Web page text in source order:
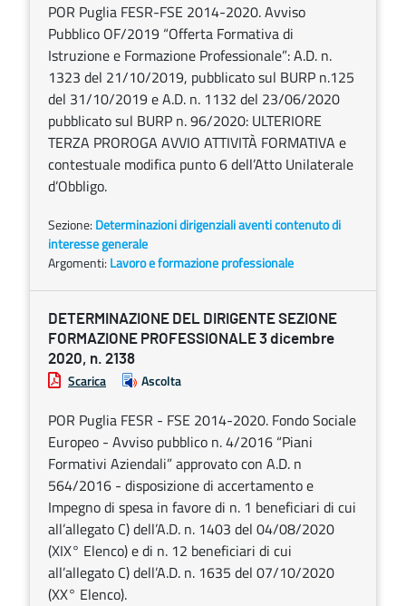
POR Puglia FESR-FSE 2014-2020. Avviso
Pubblico OF/2019 “Offerta Formativa di
Istruzione e Formazione Professionale”: A.D. n.
1323 del 21/10/2019, pubblicato sul BURP n.125
del 31/10/2019 e A.D. n. 1132 del 23/06/2020
pubblicato sul BURP n. 96/2020: ULTERIORE
TERZA PROROGA AVVIO ATTIVITÀ FORMATIVA e
contestuale modifica punto 6 dell’Atto Unilaterale
d’Obbligo.
Sezione: Determinazioni dirigenziali aventi contenuto di
interesse generale
Argomenti: Lavoro e formazione professionale
DETERMINAZIONE DEL DIRIGENTE SEZIONE
FORMAZIONE PROFESSIONALE 3 dicembre
2020, n. 2138
Scarica Ascolta
POR Puglia FESR - FSE 2014-2020. Fondo Sociale
Europeo - Avviso pubblico n. 4/2016 “Piani
Formativi Aziendali” approvato con A.D. n
564/2016 - disposizione di accertamento e
Impegno di spesa in favore di n. 1 beneficiari di cui
all’allegato C) dell’A.D. n. 1403 del 04/08/2020
(XIX° Elenco) e di n. 12 beneficiari di cui
all’allegato C) dell’A.D. n. 1635 del 07/10/2020
(XX° Elenco).